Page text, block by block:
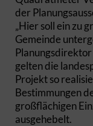
der
„Hier soll ein zu
Gemeinde
gelten die
Projekt so
Bestimmungen
großflächigen
ausgehebelt.